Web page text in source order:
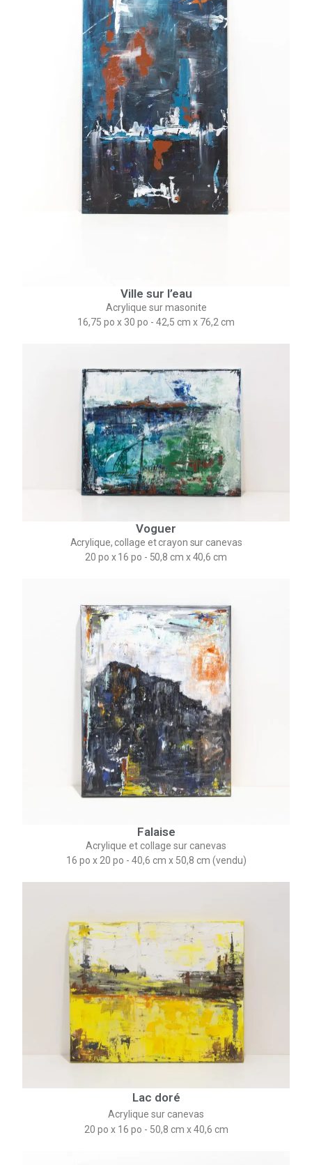
Ville sur l’eau
Acrylique sur masonite
16,75 po x 30 po - 42,5 cm x 76,2 cm
Voguer
Acrylique, collage et crayon sur canevas
20 po x 16 po - 50,8 cm x 40,6 cm
Falaise
Acrylique et collage sur canevas
16 po x 20 po - 40,6 cm x 50,8 cm (vendu)
Lac doré
Acrylique sur canevas
20 po x 16 po - 50,8 cm x 40,6 cm